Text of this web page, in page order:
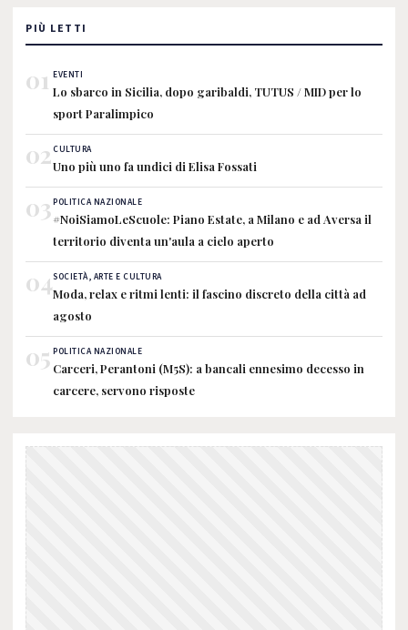
PIÙ LETTI
01 EVENTI
Lo sbarco in Sicilia, dopo garibaldi, TUTUS / MID per lo
sport Paralimpico
02CULTURA
Uno più uno fa undici di Elisa Fossati
03POLITICA NAZIONALE
#NoiSiamoLeScuole: Piano Estate, a Milano e ad Aversa il
territorio diventa un'aula a cielo aperto
04SOCIETÀ, ARTE E CULTURA
Moda, relax e ritmi lenti: il fascino discreto della città ad
agosto
05 POLITICA NAZIONALE
Carceri, Perantoni (M5S): a bancali ennesimo decesso in
carcere, servono risposte